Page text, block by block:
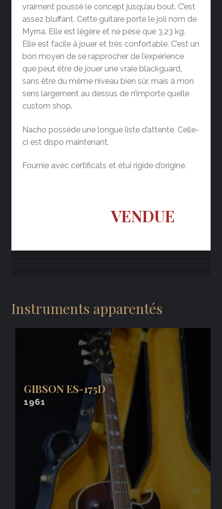
vraiment poussé le concept jusqu’au bout. C’est
assez bluffant. Cette guitare porte le joli nom de
Myrna. Elle est légère et ne pèse que 3,23 kg.
Elle est facile à jouer et très confortable. C’est un
bon moyen de se rapprocher de l’expérience
que peut être de jouer une vraie blackguard,
sans être du même niveau bien sûr, mais à mon
sens largement au dessus de n’importe quelle
custom shop.
Nacho possède une longue liste d’attente. Celle-
ci est dispo maintenant.
Fournie avec certificats et étui rigide d’origine.
VENDUE
Instruments apparentés
GIBSON ES-175D
1961